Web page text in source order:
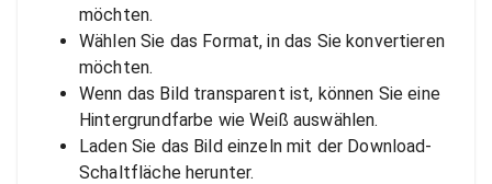
möchten.
Wählen Sie das Format, in das Sie konvertieren
möchten.
Wenn das Bild transparent ist, können Sie eine
Hintergrundfarbe wie Weiß auswählen.
Laden Sie das Bild einzeln mit der Download-
Schaltfläche herunter.